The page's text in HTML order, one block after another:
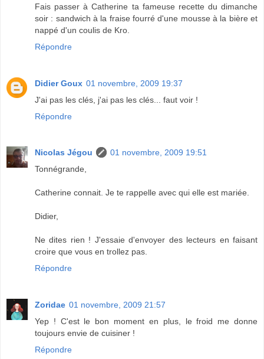
Fais passer à Catherine ta fameuse recette du dimanche
soir : sandwich à la fraise fourré d'une mousse à la bière et
nappé d'un coulis de Kro.
Répondre
Didier Goux 01 novembre, 2009 19:37
J'ai pas les clés, j'ai pas les clés... faut voir !
Répondre
Nicolas Jégou
01 novembre, 2009 19:51
Tonnégrande,
Catherine connait. Je te rappelle avec qui elle est mariée.
Didier,
Ne dites rien ! J'essaie d'envoyer des lecteurs en faisant
croire que vous en trollez pas.
Répondre
Zoridae 01 novembre, 2009 21:57
Yep ! C'est le bon moment en plus, le froid me donne
toujours envie de cuisiner !
Répondre